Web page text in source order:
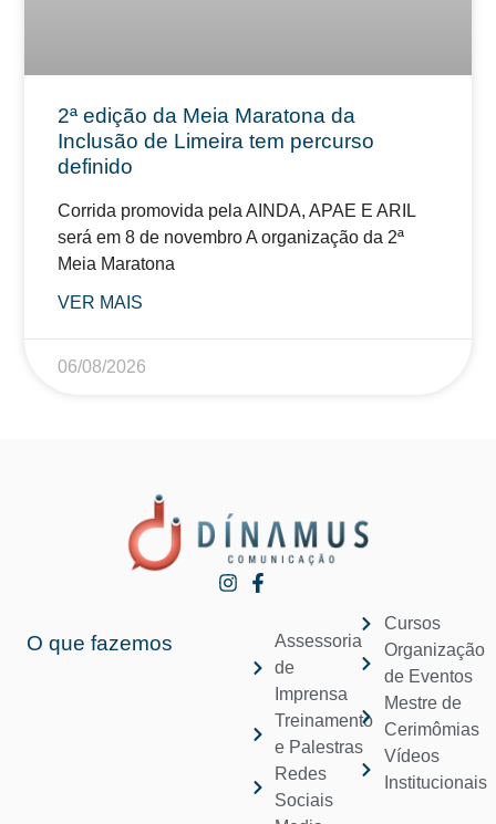
2ª edição da Meia Maratona da
Inclusão de Limeira tem percurso
definido
Corrida promovida pela AINDA, APAE E ARIL
será em 8 de novembro A organização da 2ª
Meia Maratona
VER MAIS
06/08/2026
O que fazemos
Assessoria
de
Imprensa
Treinamento
e Palestras
Redes
Sociais
Cursos
Organização
de Eventos
Mestre de
Cerimômias
Vídeos
Institucionais